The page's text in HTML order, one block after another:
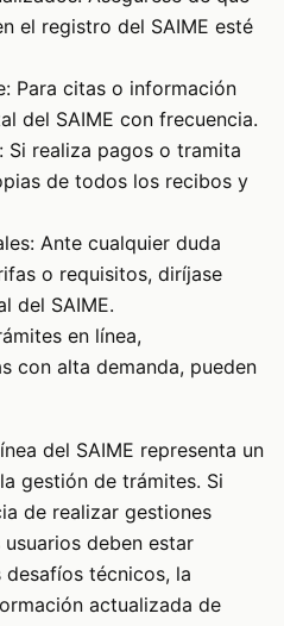
el registro del SAIME esté
Para citas o información
del SAIME con frecuencia.
Si realiza pagos o tramita
de todos los recibos y
Ante cualquier duda
o requisitos, diríjase
del SAIME.
en línea,
con alta demanda, pueden
del SAIME representa un
gestión de trámites. Si
de realizar gestiones
deben estar
técnicos, la
actualizada de